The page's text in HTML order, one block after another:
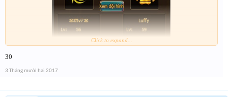
Sr ae qua bận wa nên giờ mới lên
Click to expand...
30
3 Tháng mười hai 2017